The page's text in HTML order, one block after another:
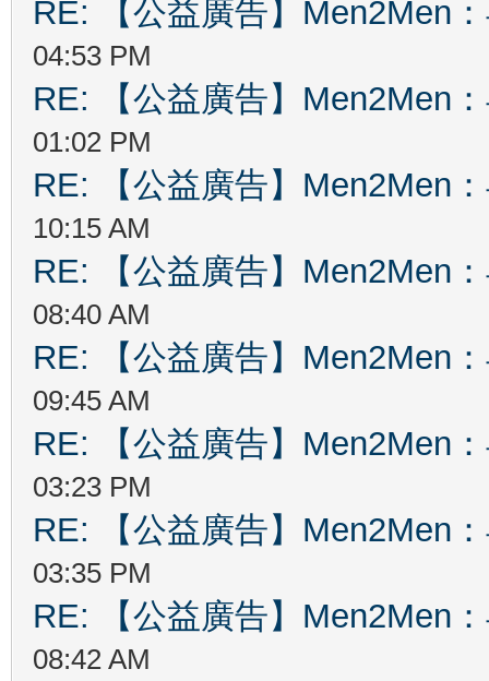
RE: 【公益廣告】Men2Men
04:53 PM
RE: 【公益廣告】Men2Men
01:02 PM
RE: 【公益廣告】Men2Men
10:15 AM
RE: 【公益廣告】Men2Men
08:40 AM
RE: 【公益廣告】Men2Men
09:45 AM
RE: 【公益廣告】Men2Men
03:23 PM
RE: 【公益廣告】Men2Men
03:35 PM
RE: 【公益廣告】Men2Men
08:42 AM